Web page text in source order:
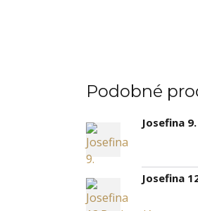
Podobné
Josefina
Josefina